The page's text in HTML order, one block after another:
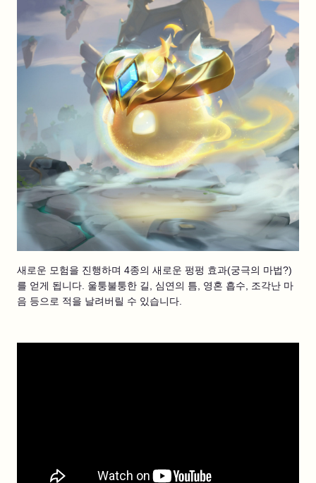
새로운 모험을 진행하며 4종의 새로운 펑펑 효과(궁극의 마법?)
를 얻게 됩니다. 울퉁불퉁한 길, 심연의 틈, 영혼 흡수, 조각난 마
음 등으로 적을 날려버릴 수 있습니다.